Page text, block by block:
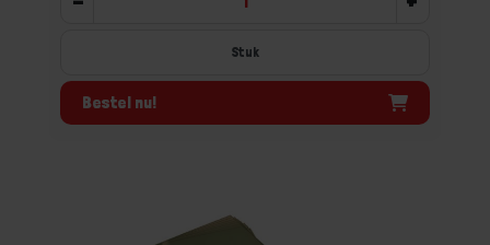
Stuk
Bestel nu!